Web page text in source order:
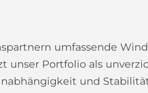
umfassende
Portfolio als
und